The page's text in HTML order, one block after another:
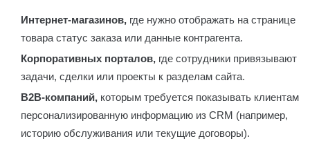
Интернет-магазинов, где нужно отображать на странице
товара статус заказа или данные контрагента.
Корпоративных порталов, где сотрудники привязывают
задачи, сделки или проекты к разделам сайта.
B2B-компаний, которым требуется показывать клиентам
персонализированную информацию из CRM (например,
историю обслуживания или текущие договоры).